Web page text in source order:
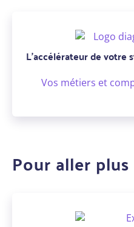
L’accélérateur de
Vos métiers et
Pour aller